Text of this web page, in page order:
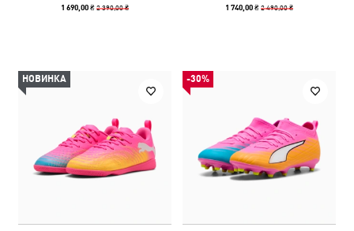
1 690,00 ₴2 390,00 ₴ 1 740,00 ₴2 490,00 ₴
НОВИНКА -30%